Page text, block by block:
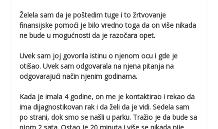
Želela sam da je poštedim tuge i to žrtvovanje
finansijske pomoći je bilo vredno toga da on više nikada
ne bude u mogućnosti da je razočara opet.
Uvek sam joj govorila istinu o njenom ocu i gde je
otišao. Uvek sam odgovarala na njena pitanja na
odgovarajući način njenim godinama.
Kada je imala 4 godine, on me je kontaktirao i rekao da
ima dijagnostikovan rak i da želi da je vidi. Sedela sam
po strani, dok smo se našli u parku. Tražio je da bude sa